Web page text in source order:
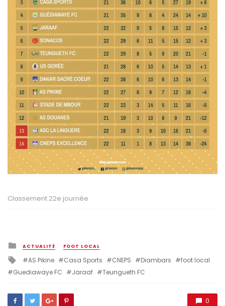
Classement 22e journée
Posted
in
ACTUALITÉ FOOT LOCAL
Tagged
with
AS Pikine Casa Sports CNEPS Diambars
foot local
Guediawaye FC
Jaraaf Teungueth FC
0